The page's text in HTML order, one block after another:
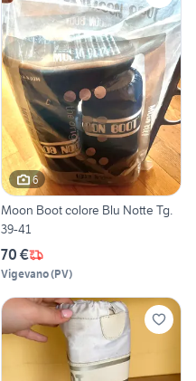
6
Moon Boot colore Blu Notte Tg.
39-41
70 €
Vigevano(PV)